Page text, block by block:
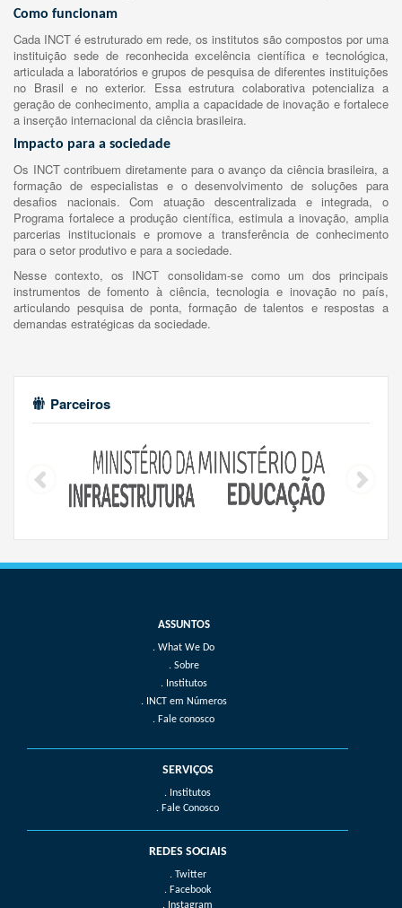
Como funcionam
Cada INCT é estruturado em rede, os institutos são compostos por uma
instituição sede de reconhecida excelência científica e tecnológica,
articulada a laboratórios e grupos de pesquisa de diferentes instituições
no Brasil e no exterior. Essa estrutura colaborativa potencializa a
geração de conhecimento, amplia a capacidade de inovação e fortalece
a inserção internacional da ciência brasileira.
Impacto para a sociedade
Os INCT contribuem diretamente para o avanço da ciência brasileira, a
formação de especialistas e o desenvolvimento de soluções para
desafios nacionais. Com atuação descentralizada e integrada, o
Programa fortalece a produção científica, estimula a inovação, amplia
parcerias institucionais e promove a transferência de conhecimento
para o setor produtivo e para a sociedade.
Nesse contexto, os INCT consolidam-se como um dos principais
instrumentos de fomento à ciência, tecnologia e inovação no país,
articulando pesquisa de ponta, formação de talentos e respostas a
demandas estratégicas da sociedade.
Parceiros
What We Do
Sobre
Institutos
INCT em Números
Fale conosco
SERVIÇOS
. Institutos
. Fale Conosco
REDES SOCIAIS
. Twitter
. Facebook
. Instagram